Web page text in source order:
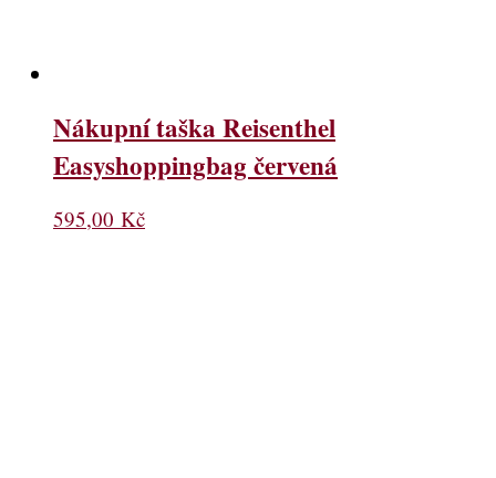
Nákupní taška Reisenthel
Easyshoppingbag červená
595,00 Kč